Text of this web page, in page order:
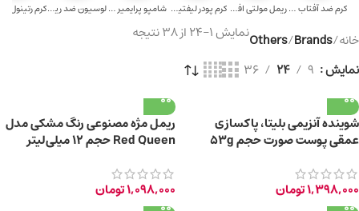
کرم ضد آفتاب حا... ریمل مولتی افکت... کرم پودر لیفتین... شامپو پرایمیر پ... لوسیون ضد ریزش ...
خانه/
Brands
/
Othersنمایش 1–24 از 38 نتیجه
نمایش 9
24
36
شوینده آنزیمی بلیتا، پاکسازی
عمقی پوست صورت حجم 53g
1,398,000تومان
ریمل مژه مصنوعی رنگ مشکی مدل
Red Queen حجم 12 میلی‌لیتر
1,098,000تومان